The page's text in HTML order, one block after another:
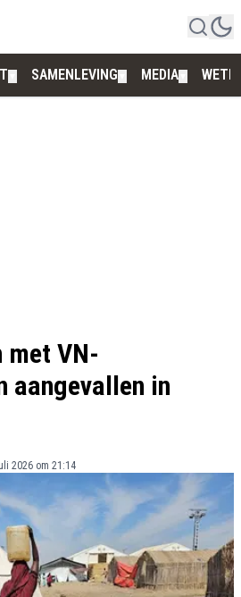
SAMENLEVING MEDIA
met VN-
aangevallen in
2026 om 21:14